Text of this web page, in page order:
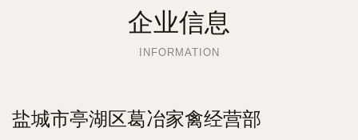
企业信息
INFORMATION
盐城市亭湖区葛冶家禽经营部